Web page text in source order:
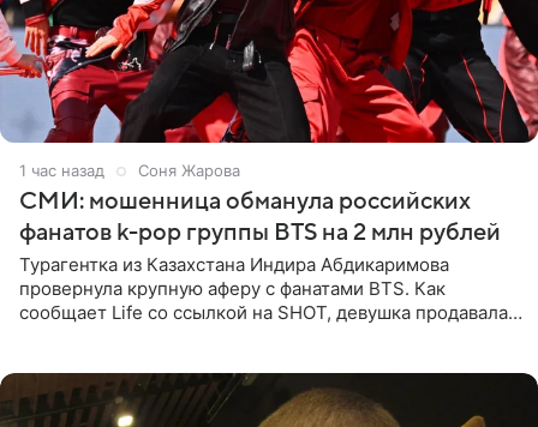
1 час назад Соня Жарова
СМИ: мошенница обманула российских
фанатов k-pop группы BTS на 2 млн рублей
Турагентка из Казахстана Индира Абдикаримова
провернула крупную аферу с фанатами BTS. Как
сообщает Life со ссылкой на SHOT, девушка продавала